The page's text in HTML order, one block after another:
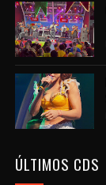
ÚLTIMOS CDS